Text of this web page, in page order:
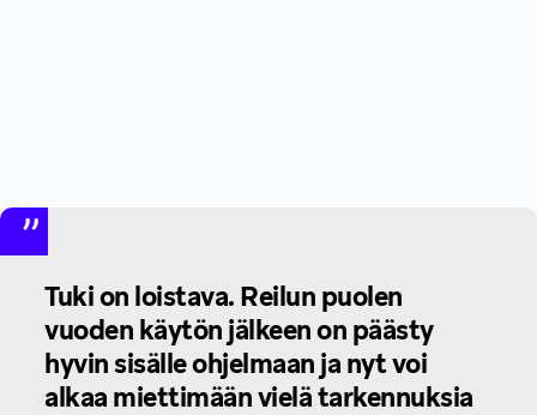
Tuki on loistava. Reilun puolen
vuoden käytön jälkeen on päästy
hyvin sisälle ohjelmaan ja nyt voi
alkaa miettimään vielä tarkennuksia